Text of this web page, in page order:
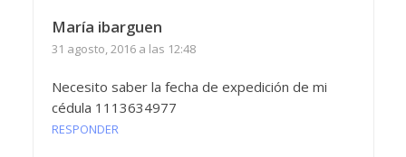
María ibarguen
31 agosto, 2016 a las 12:48
Necesito saber la fecha de expedición de mi
cédula 1113634977
RESPONDER